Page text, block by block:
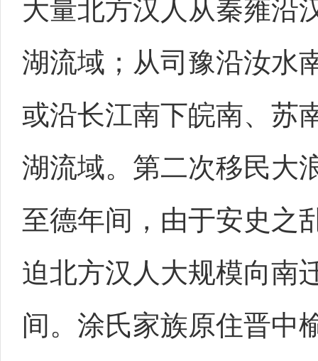
大量北方汉人从秦雍沿
湖流域；从司豫沿汝水
或沿长江南下皖南、苏
湖流域。第二次移民大
至德年间，由于安史之
迫北方汉人大规模向南
间。涂氏家族原住晋中